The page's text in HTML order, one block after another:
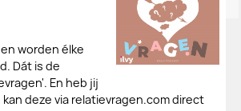
worden élke
Dát is de
En heb jij
kan deze via relatievragen.com direct